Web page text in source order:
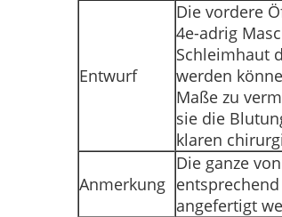
Entwurf
Die vordere
4e-adrig
Schleimhaut
werden
Maße zu
sie die
klaren
Anmerkung
Die ganze
angefertigt